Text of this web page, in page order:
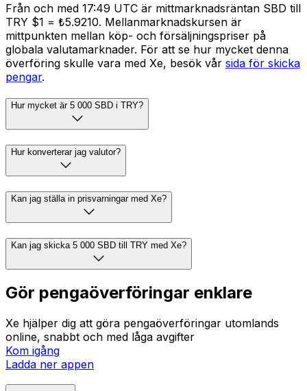
Från och med 17:49 UTC är mittmarknadsräntan SBD till
TRY $1 = ₺5.9210. Mellanmarknadskursen är
mittpunkten mellan köp- och försäljningspriser på
globala valutamarknader. För att se hur mycket denna
överföring skulle vara med Xe, besök vår sida för skicka
pengar.
Hur mycket är 5 000 SBD i TRY?
Hur konverterar jag valutor?
Kan jag ställa in prisvarningar med Xe?
Kan jag skicka 5 000 SBD till TRY med Xe?
Gör pengaöverföringar enklare
Xe hjälper dig att göra pengaöverföringar utomlands
online, snabbt och med låga avgifter
Kom igång
Ladda ner appen